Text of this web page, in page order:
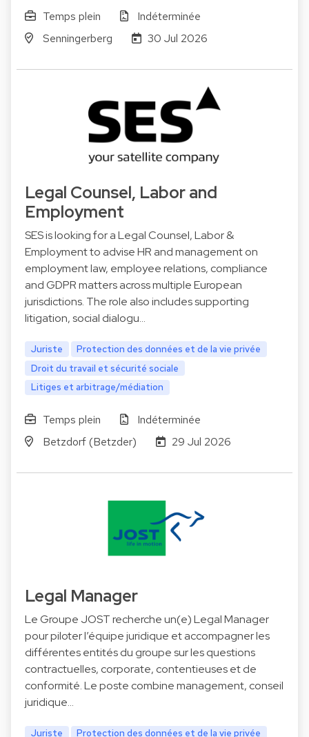
Temps plein
Indéterminée
Senningerberg
30 Jul 2026
Legal Counsel, Labor and
Employment
SES is looking for a Legal Counsel, Labor &
Employment to advise HR and management on
employment law, employee relations, compliance
and GDPR matters across multiple European
jurisdictions. The role also includes supporting
litigation, social dialogu…
Juriste
Protection des données et de la vie privée
Droit du travail et sécurité sociale
Litiges et arbitrage/médiation
Temps plein
Indéterminée
Betzdorf (Betzder)
29 Jul 2026
Legal Manager
Le Groupe JOST recherche un(e) Legal Manager
pour piloter l’équipe juridique et accompagner les
différentes entités du groupe sur les questions
contractuelles, corporate, contentieuses et de
conformité. Le poste combine management, conseil
juridique…
Juriste Protection des données et de la vie privée